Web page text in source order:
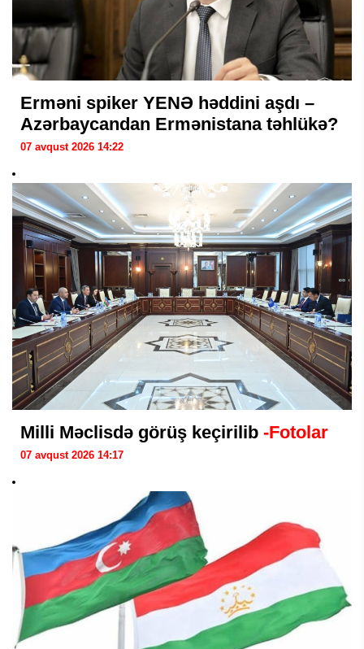
Erməni spiker YENƏ həddini aşdı –
Azərbaycandan Ermənistana təhlükə?
07 avqust 2026 14:22
Milli Məclisdə görüş keçirilib -Fotolar
07 avqust 2026 14:17